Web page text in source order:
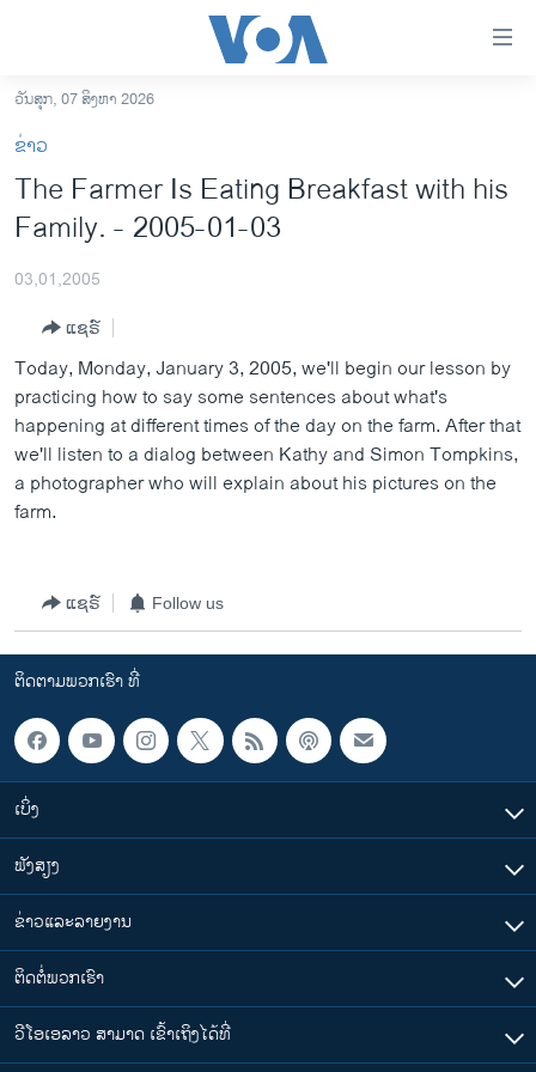
ເຂົ້າ
ຫາ
ຂ້າມ
ຂ້າມ
ຫາ
ອາເມຣິກາ
ຂ່າວ​ຈີນ
ໂລກ
ເອເຊຍ
ອິດສະຫຼະພາບດ້ານການຂ່າວ
ຊີວິດຊາວລາວ
ຊຸມຊົນຊາວລາວ
ທຸລະກິດ
ພາສາອັງກິດ
ວີດີໂອ
ສຽງ
ຕິດຕາມພວກເຮົາ ທີ່
ວັນສຸກ, 07 ສິງຫາ 2026
ຂ່າວ
The Farmer Is Eating Breakfast with his
Family. - 2005-01-03
03,01,2005
ແຊຣ໌
Today, Monday, January 3, 2005, we'll begin our lesson by
practicing how to say some sentences about what's
happening at different times of the day on the farm. After that
we'll listen to a dialog between Kathy and Simon Tompkins,
a photographer who will explain about his pictures on the
farm.
ແຊຣ໌ Follow us
ຕິດຕາມພວກເຮົາ ທີ່
ເບິ່ງ
ຟັງສຽງ
ຂ່າວແລະລາຍງານ
ຕິດຕໍ່ພວກເຮົາ
ວີໂອເອລາວ ສາມາດ ເຂົ້າເຖິງໄດ້ທີ່